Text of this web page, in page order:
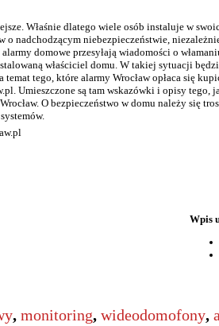
Właśnie dlatego wiele osób instaluje w
o nadchodzącym niebezpieczeństwie,
domowe przesyłają wiadomości o
właściciel domu. W takiej sytuacji
temat tego, które alarmy Wrocław opłaca się
Umieszczone są tam wskazówki i opisy tego,
O bezpieczeństwo w domu należy się
Wpis
, monitoring, wideodomofony,